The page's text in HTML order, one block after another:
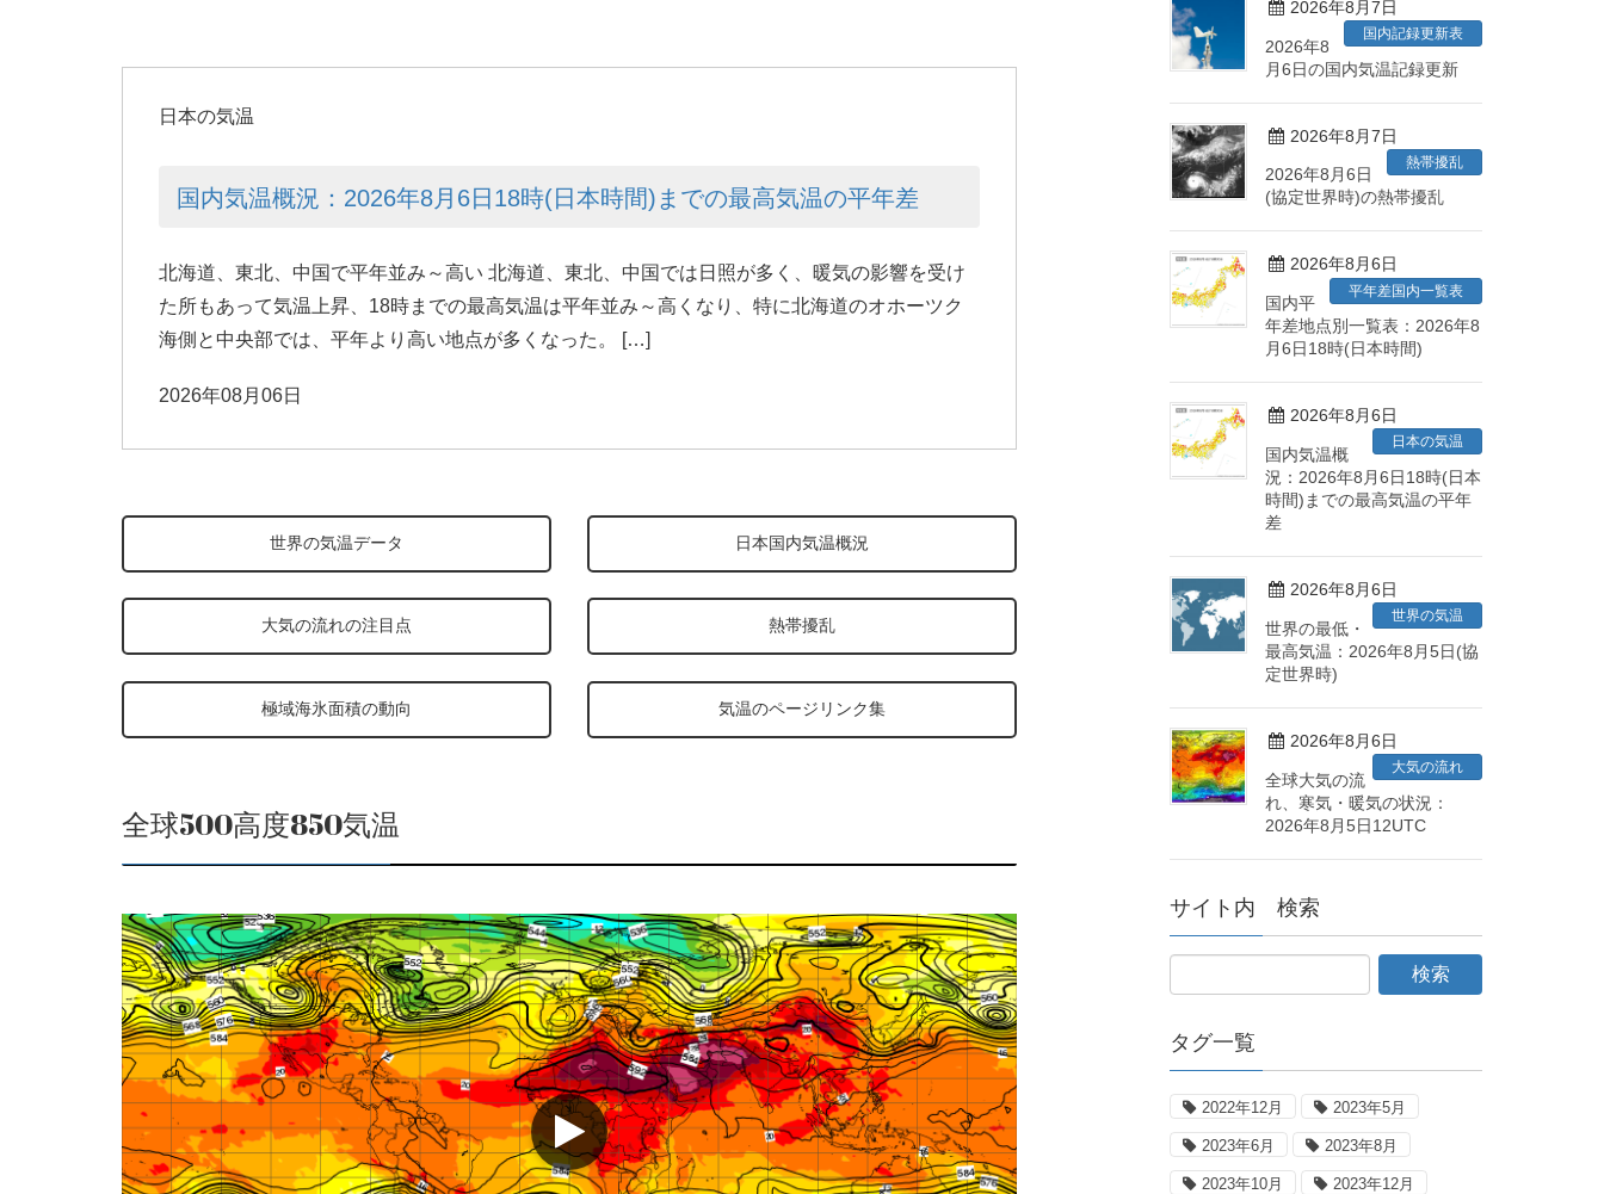
日本の気温
国内気温概況：2026年8月6日18時(日本時間)までの最高気温の平年差
北海道、東北、中国で平年並み～高い 北海道、東北、中国では日照が多く、暖気の影響を受け
た所もあって気温上昇、18時までの最高気温は平年並み～高くなり、特に北海道のオホーツク
海側と中央部では、平年より高い地点が多くなった。 […]
2026年08月06日
世界の気温データ
大気の流れの注目点
極域海氷面積の動向
日本国内気温概況
熱帯擾乱
気温のページリンク集
全球500高度850気温
2026年8月7日
国内記録更新表
2026年8
月6日の国内気温記録更新
2026年8月7日
熱帯擾乱
2026年8月6日
(協定世界時)の熱帯擾乱
2026年8月6日
平年差国内一覧表
国内平
年差地点別一覧表：2026年8
月6日18時(日本時間)
2026年8月6日
日本の気温
国内気温概
況：2026年8月6日18時(日本
時間)までの最高気温の平年
差
2026年8月6日
世界の気温
世界の最低・
最高気温：2026年8月5日(協
定世界時)
2026年8月6日
大気の流れ
全球大気の流
れ、寒気・暖気の状況：
2026年8月5日12UTC
サイト内 検索
タグ一覧
2022年12月 2023年5月
2023年6月 2023年8月
2023年10月 2023年12月